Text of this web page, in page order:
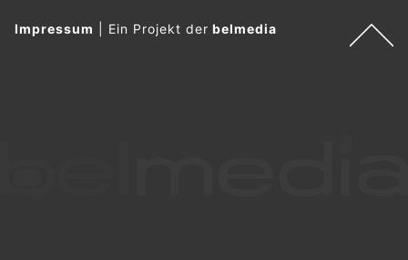
Impressum Ein Projekt derbelmedia